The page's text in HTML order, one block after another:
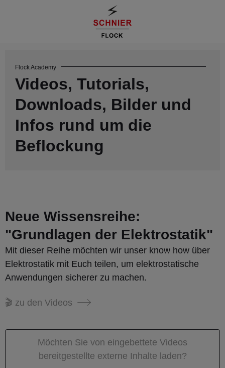
Videos, Tutorials,
Downloads, Bilder und
Infos rund um die
Beflockung
Flock Academy
Neue Wissensreihe:
"Grundlagen der Elektrostatik"
Mit dieser Reihe möchten wir unser know how über
Elektrostatik mit Euch teilen, um elektrostatische
Anwendungen sicherer zu machen.
🎬 zu den Videos
Möchten Sie von eingebettete Videos
bereitgestellte externe Inhalte laden?